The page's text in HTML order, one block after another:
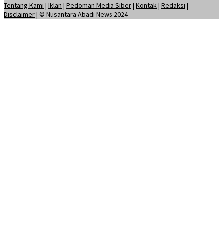
Tentang Kami | Iklan | Pedoman Media Siber| Kontak| Redaksi |
Disclaimer| © Nusantara Abadi News 2024